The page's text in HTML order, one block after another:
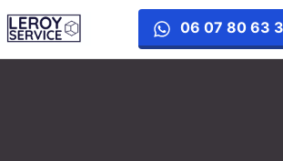
06 07 80 63